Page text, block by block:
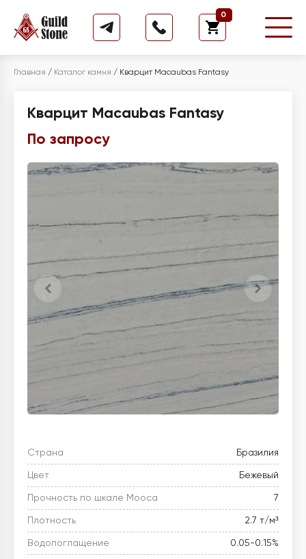
0
Главная / Каталог камня / Кварцит Macaubas Fantasy
Кварцит Macaubas Fantasy
По запросу
Страна Бразилия
Цвет Бежевый
Прочность по шкале Мооса 7
Плотность 2.7 т/м³
Водопоглащение 0.05-0.15%